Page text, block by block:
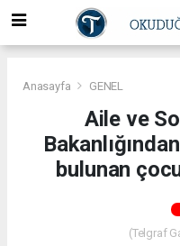
Anasayfa GENEL
Aile ve
bulunan
(Telgraf